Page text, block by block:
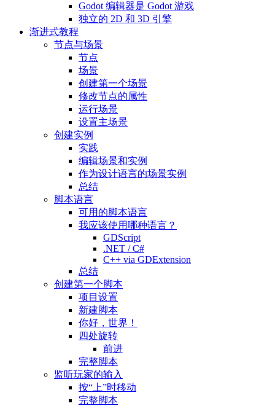
Godot 编辑器是 Godot 游戏
独立的 2D 和 3D 引擎
渐进式教程
节点与场景
节点
场景
创建第一个场景
修改节点的属性
运行场景
设置主场景
创建实例
实践
编辑场景和实例
作为设计语言的场景实例
总结
脚本语言
可用的脚本语言
我应该使用哪种语言？
GDScript
.NET / C#
C++ via GDExtension
总结
创建第一个脚本
项目设置
新建脚本
你好，世界！
四处旋转
前进
完整脚本
监听玩家的输入
按“上”时移动
完整脚本